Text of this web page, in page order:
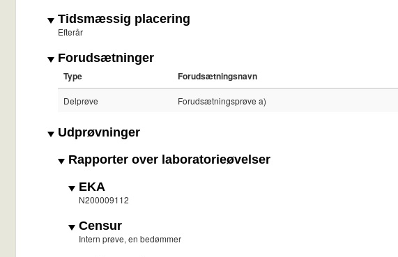
Tidsmæssig placering
Efterår
Forudsætninger
Type Forudsætningsnavn
Delprøve Forudsætningsprøve a)
Udprøvninger
Rapporter over laboratorieøvelser
EKA
N200009112
Censur
Intern prøve, en bedømmer